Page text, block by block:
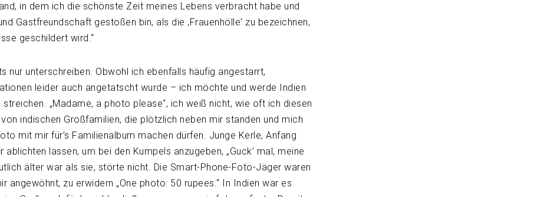
in dem ich die schönste Zeit meines Lebens verbracht habe und
Gastfreundschaft gestoßen bin, als die ‚Frauenhölle‘ zu bezeichnen,
geschildert wird.“
nur unterschreiben. Obwohl ich ebenfalls häufig angestarrt,
leider auch angetatscht wurde – ich möchte und werde Indien
„Madame, a photo please“, ich weiß nicht, wie oft ich diesen
indischen Großfamilien, die plötzlich neben mir standen und mich
mit mir für’s Familienalbum machen dürfen. Junge Kerle, Anfang
lassen, um bei den Kumpels anzugeben, „Guck’ mal, meine
älter war als sie, störte nicht. Die Smart-Phone-Foto-Jäger waren
angewöhnt, zu erwidern „One photo: 50 rupees.“ In Indien war es